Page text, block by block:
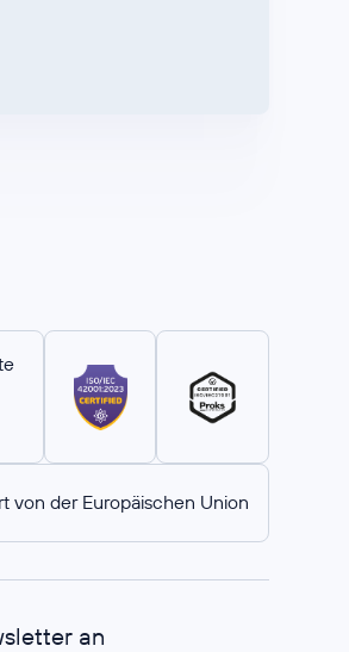
von der Europäischen Union
an